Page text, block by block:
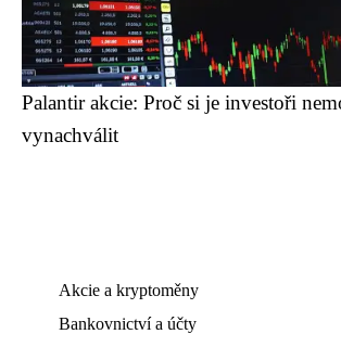
Palantir akcie: Proč si je investoři
vynachválit
Akcie a kryptoměny
Bankovnictví a účty